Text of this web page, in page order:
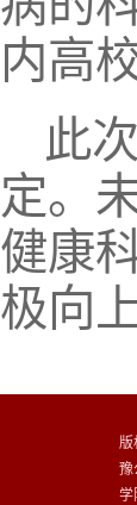
内高
此
定。
健康
极向
版
豫
学